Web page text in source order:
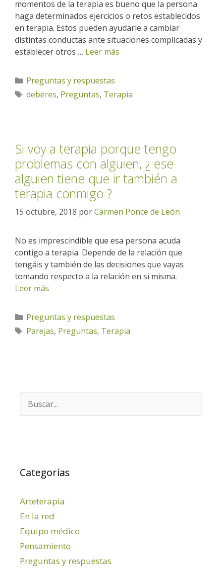
momentos de la terapia es bueno que la persona
haga determinados ejercicios o retos establecidos
en terapia. Estos pueden ayudarle a cambiar
distintas conductas ante situaciones complicadas y
establecer otros … Leer más
Categorías
Preguntas y respuestas
Etiquetas
deberes, Preguntas, Terapia
Si voy a terapia porque tengo
problemas con alguien, ¿ ese
alguien tiene que ir también a
terapia conmigo ?
15 octubre, 2018 porCarmen Ponce de León
No es imprescindible que esa persona acuda
contigo a terapia. Depende de la relación que
tengáis y también de las decisiones que vayas
tomando respecto a la relación en si misma.
Leer más
Categorías
Preguntas y respuestas
Etiquetas
Parejas, Preguntas, Terapia
Buscar:
Categorías
Arteterapia
En la red
Equipo médico
Pensamiento
Preguntas y respuestas